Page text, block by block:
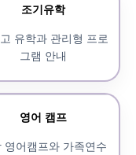
조기유학
유학과 관리형 프로
그램 안내
영어 캠프
영어캠프와 가족연수